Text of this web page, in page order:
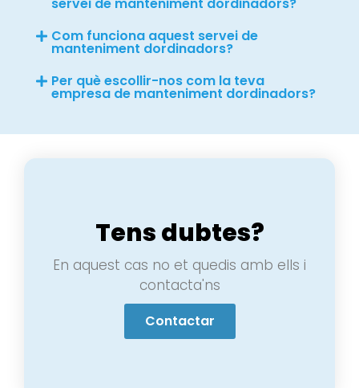
Com funciona aquest servei de
manteniment dordinadors?
Per què escollir-nos com la teva
empresa de manteniment dordinadors?
Tens dubtes?
En aquest cas no et quedis amb ells i
contacta'ns
Contactar